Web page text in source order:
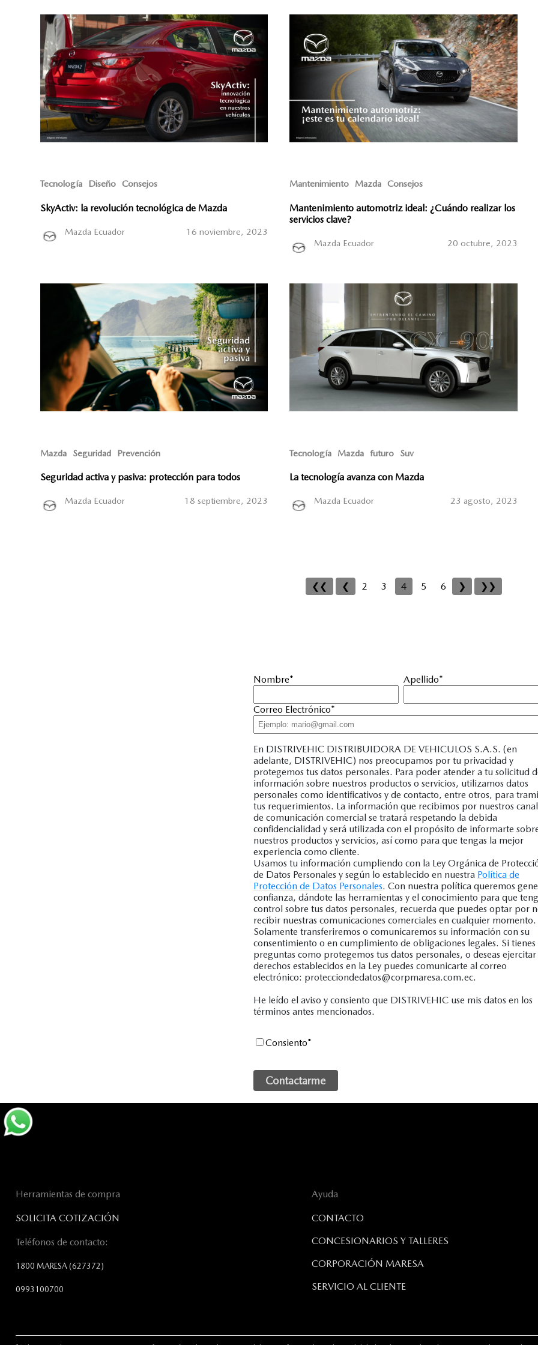
Tecnología Diseño Consejos
SkyActiv: la revolución tecnológica de Mazda
Mazda Ecuador 16 noviembre, 2023
Mantenimiento Mazda Consejos
Mantenimiento automotriz ideal: ¿Cuándo realizar los
servicios clave?
Mazda Ecuador 20 octubre, 2023
Mazda Seguridad Prevención
Seguridad activa y pasiva: protección para todos
Mazda Ecuador 18 septiembre, 2023
Tecnología Mazda futuro Suv
La tecnología avanza con Mazda
Mazda Ecuador 23 agosto, 2023
❮❮ ❮ 2 3 4 5 6 ❯ ❯❯
Nombre* Apellido*
Correo Electrónico*
En DISTRIVEHIC DISTRIBUIDORA DE VEHICULOS S.A.S. (en
adelante, DISTRIVEHIC) nos preocupamos por tu privacidad y
protegemos tus datos personales. Para poder atender a tu solicitud
información sobre nuestros productos o servicios, utilizamos datos
personales como identificativos y de contacto, entre otros, para
tus requerimientos. La información que recibimos por nuestros
de comunicación comercial se tratará respetando la debida
confidencialidad y será utilizada con el propósito de informarte
nuestros productos y servicios, así como para que tengas la mejor
experiencia como cliente.
Usamos tu información cumpliendo con la Ley Orgánica de
de Datos Personales y según lo establecido en nuestra Política de
Protección de Datos Personales. Con nuestra política queremos
confianza, dándote las herramientas y el conocimiento para que
control sobre tus datos personales, recuerda que puedes optar por
recibir nuestras comunicaciones comerciales en cualquier momento.
Solamente transferiremos o comunicaremos su información con su
consentimiento o en cumplimiento de obligaciones legales. Si tienes
preguntas como protegemos tus datos personales, o deseas ejercitar
derechos establecidos en la Ley puedes comunicarte al correo
electrónico: protecciondedatos@corpmaresa.com.ec.
He leído el aviso y consiento que DISTRIVEHIC use mis datos en los
términos antes mencionados.
Consiento*
Herramientas de compra
SOLICITA COTIZACIÓN
Teléfonos de contacto:
1800 MARESA(627372)
0993100700
Ayuda
CONTACTO
CONCESIONARIOS Y TALLERES
CORPORACIÓN MARESA
SERVICIO AL CLIENTE